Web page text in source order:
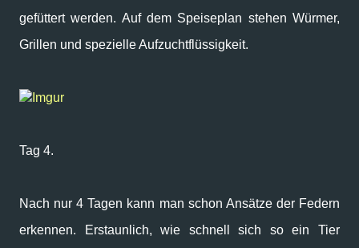
gefüttert werden. Auf dem Speiseplan stehen Würmer,
Grillen und spezielle Aufzuchtflüssigkeit.
Imgur
Tag 4.
Nach nur 4 Tagen kann man schon Ansätze der Federn
erkennen. Erstaunlich, wie schnell sich so ein Tier